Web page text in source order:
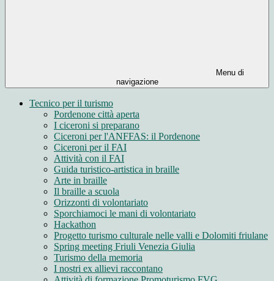
Menu di
navigazione
Tecnico per il turismo
Pordenone città aperta
I ciceroni si preparano
Ciceroni per l'ANFFAS: il Pordenone
Ciceroni per il FAI
Attività con il FAI
Guida turistico-artistica in braille
Arte in braille
Il braille a scuola
Orizzonti di volontariato
Sporchiamoci le mani di volontariato
Hackathon
Progetto turismo culturale nelle valli e Dolomiti friulane
Spring meeting Friuli Venezia Giulia
Turismo della memoria
I nostri ex allievi raccontano